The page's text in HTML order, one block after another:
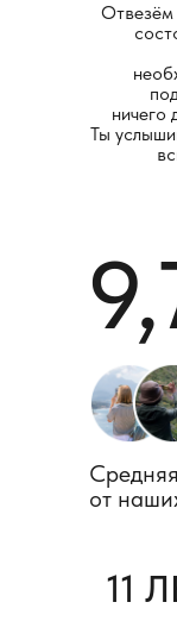
от
11
Отвезём
ничего
Ты
План